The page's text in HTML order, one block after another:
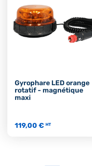
Gyrophare LED orange
rotatif - magnétique
maxi
119,00 € HT